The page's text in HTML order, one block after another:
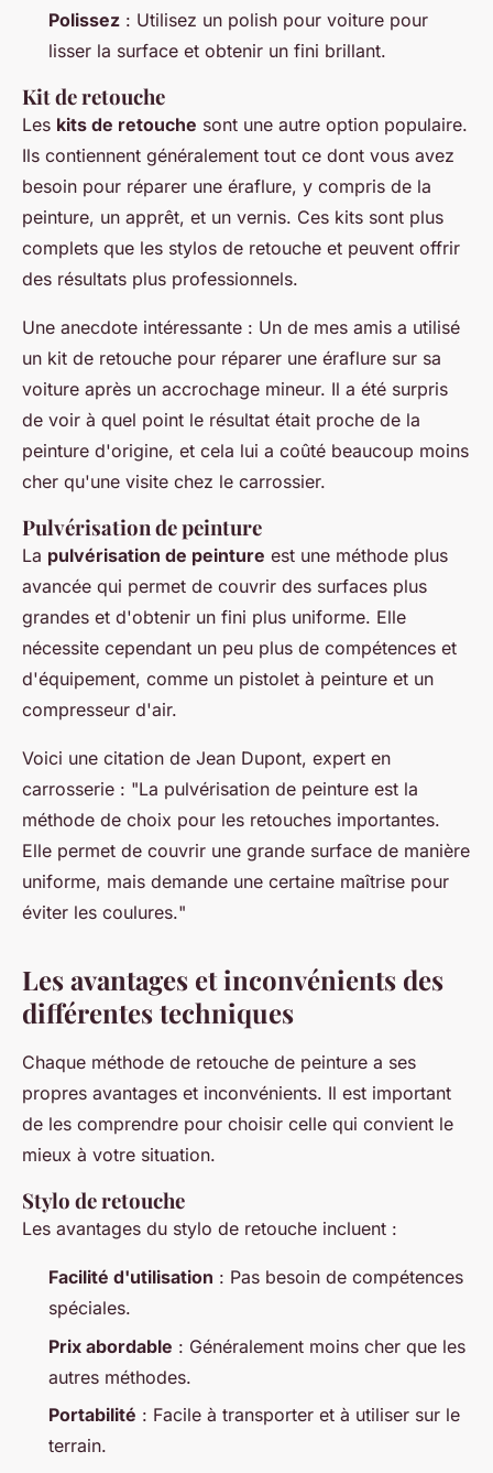
Polissez : Utilisez un polish pour voiture pour
lisser la surface et obtenir un fini brillant.
Kit de retouche
Les kits de retouche sont une autre option populaire.
Ils contiennent généralement tout ce dont vous avez
besoin pour réparer une éraflure, y compris de la
peinture, un apprêt, et un vernis. Ces kits sont plus
complets que les stylos de retouche et peuvent offrir
des résultats plus professionnels.
Une anecdote intéressante : Un de mes amis a utilisé
un kit de retouche pour réparer une éraflure sur sa
voiture après un accrochage mineur. Il a été surpris
de voir à quel point le résultat était proche de la
peinture d'origine, et cela lui a coûté beaucoup moins
cher qu'une visite chez le carrossier.
Pulvérisation de peinture
La pulvérisation de peinture est une méthode plus
avancée qui permet de couvrir des surfaces plus
grandes et d'obtenir un fini plus uniforme. Elle
nécessite cependant un peu plus de compétences et
d'équipement, comme un pistolet à peinture et un
compresseur d'air.
Voici une citation de Jean Dupont, expert en
carrosserie : "La pulvérisation de peinture est la
méthode de choix pour les retouches importantes.
Elle permet de couvrir une grande surface de manière
uniforme, mais demande une certaine maîtrise pour
éviter les coulures."
Les avantages et inconvénients des
différentes techniques
Chaque méthode de retouche de peinture a ses
propres avantages et inconvénients. Il est important
de les comprendre pour choisir celle qui convient le
mieux à votre situation.
Stylo de retouche
Les avantages du stylo de retouche incluent :
Facilité d'utilisation : Pas besoin de compétences
spéciales.
Prix abordable : Généralement moins cher que les
autres méthodes.
Portabilité : Facile à transporter et à utiliser sur le
terrain.